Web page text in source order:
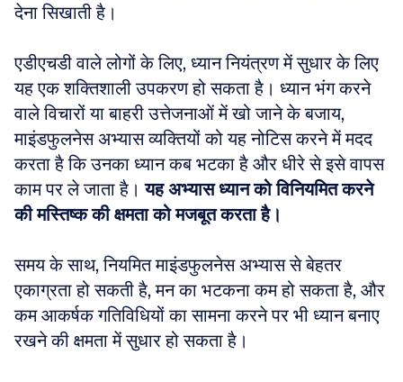
देना सिखाती है।
एडीएचडी वाले लोगों के लिए, ध्यान नियंत्रण में सुधार के लिए
यह एक शक्तिशाली उपकरण हो सकता है। ध्यान भंग करने
वाले विचारों या बाहरी उत्तेजनाओं में खो जाने के बजाय,
माइंडफुलनेस अभ्यास व्यक्तियों को यह नोटिस करने में मदद
करता है कि उनका ध्यान कब भटका है और धीरे से इसे वापस
काम पर ले जाता है। यह अभ्यास ध्यान को विनियमित करने
की मस्तिष्क की क्षमता को मजबूत करता है।
समय के साथ, नियमित माइंडफुलनेस अभ्यास से बेहतर
एकाग्रता हो सकती है, मन का भटकना कम हो सकता है, और
कम आकर्षक गतिविधियों का सामना करने पर भी ध्यान बनाए
रखने की क्षमता में सुधार हो सकता है।